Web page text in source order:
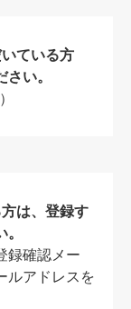
ている方
い。
は、登録す
録確認メー
ルアドレスを